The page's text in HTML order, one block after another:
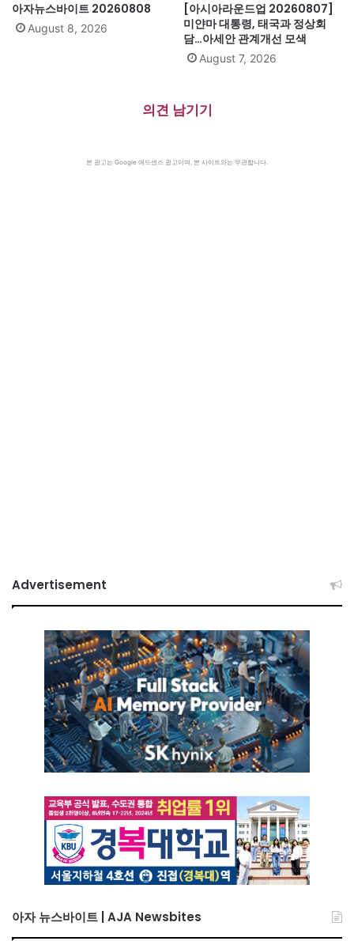
아자뉴스바이트 20260808
August 8, 2026
[아시아라운드업 20260807]
미얀마 대통령, 태국과 정상회
담…아세안 관계개선 모색
August 7, 2026
의견 남기기
본 광고는 Google 애드센스 광고이며, 본 사이트와는 무관합니다.
Advertisement
아자 뉴스바이트 | AJA Newsbites